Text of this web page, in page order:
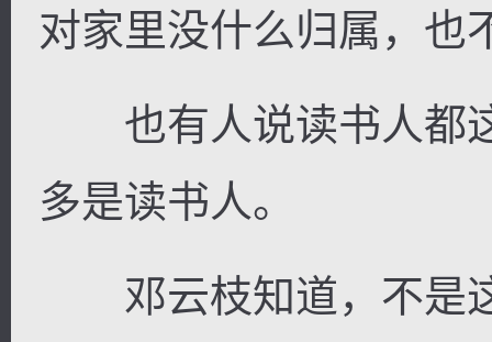
对家里没什么归属，也
也有人说读书人都
多是读书人。
邓云枝知道，不是